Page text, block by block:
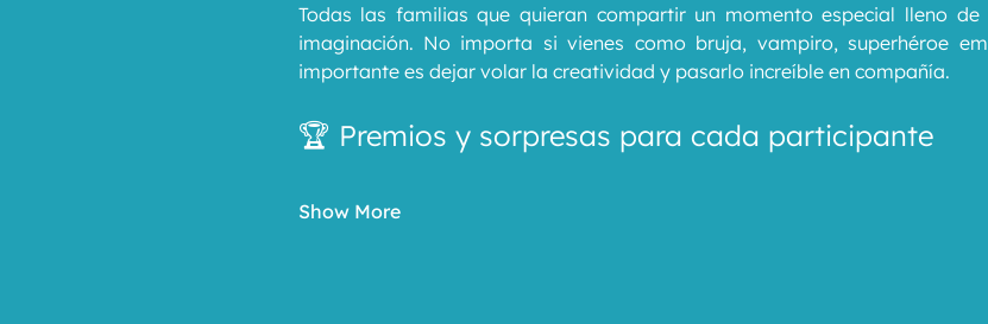
Todas las familias que quieran compartir un momento especial lleno
imaginación. No importa si vienes como bruja, vampiro, superhéroe
importante es dejar volar la creatividad y pasarlo increíble en compañía.
🏆 Premios y sorpresas para cada participante
Show More